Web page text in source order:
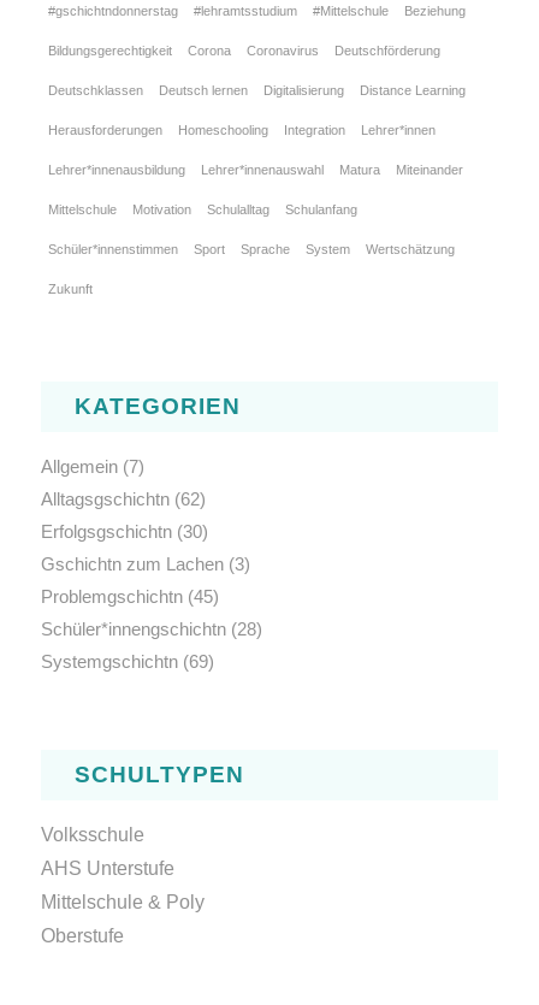
#gschichtndonnerstag #lehramtsstudium #Mittelschule Beziehung
Bildungsgerechtigkeit Corona Coronavirus Deutschförderung
Deutschklassen Deutsch lernen Digitalisierung Distance Learning
Herausforderungen Homeschooling Integration Lehrer*innen
Lehrer*innenausbildung Lehrer*innenauswahl Matura Miteinander
Mittelschule Motivation Schulalltag Schulanfang
Schüler*innenstimmen Sport Sprache System Wertschätzung
Zukunft
KATEGORIEN
Allgemein(7)
Alltagsgschichtn(62)
Erfolgsgschichtn(30)
Gschichtn zum Lachen(3)
Problemgschichtn(45)
Schüler*innengschichtn(28)
Systemgschichtn(69)
SCHULTYPEN
Volksschule
AHS Unterstufe
Mittelschule & Poly
Oberstufe